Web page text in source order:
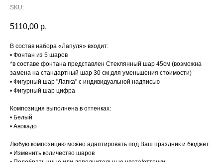
SKU:
5110,00 р.
В состав набора «Лапуля» входит:
• Фонтан из 5 шаров
*в составе фонтана представлен Стеклянный шар 45см (возможна
замена на стандартный шар 30 см для уменьшения стоимости)
• Фигурный шар "Лапка" с индивидуальной надписью
• Фигурный шар цифра
Композиция выполнена в оттенках:
• Белый
• Авокадо
Любую композицию можно адаптировать под Ваш праздник и бюджет:
• Изменить количество шаров